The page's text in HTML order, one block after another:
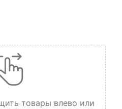
товары влево или